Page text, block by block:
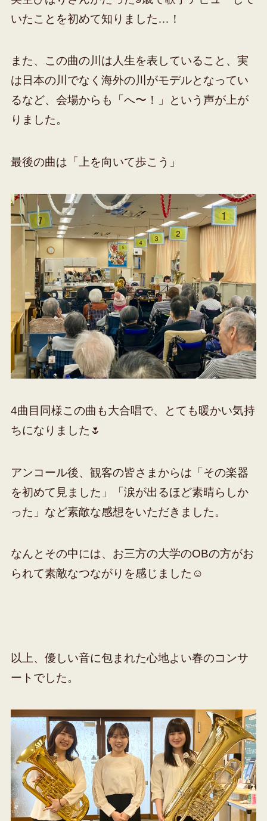
いたことを初めて知りました…！
また、この曲の川は人生を表していること、実
は日本の川でなく海外の川がモデルとなってい
るなど、会場からも「へ〜！」という声が上が
りました。
最後の曲は「上を向いて歩こう」
4曲目同様この曲も大合唱で、とても暖かい気持
ちになりました🌷
アンコール後、観客の皆さまからは「その楽器
を初めて見ました」「涙が出るほど素晴らしか
った」など素敵な感想をいただきました。
なんとその中には、お三方の大学のOBの方がお
られて素敵なつながりを感じました☺️
以上、優しい音に包まれた心地よい春のコンサ
ートでした。